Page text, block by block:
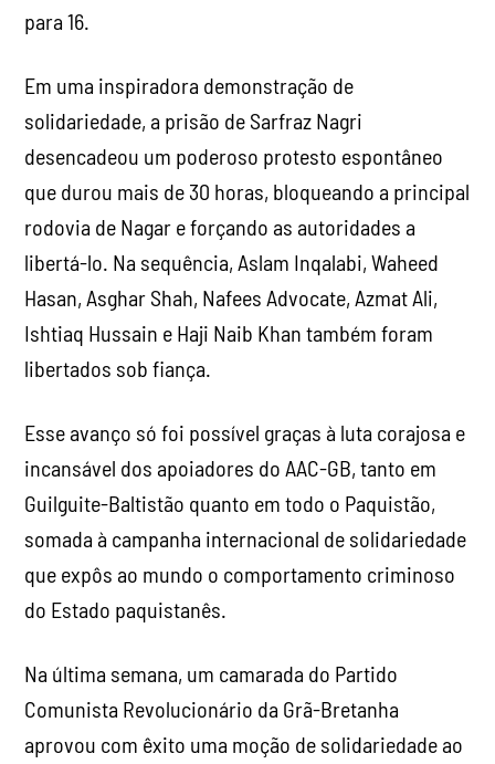
para 16.
Em uma inspiradora demonstração de
solidariedade, a prisão de Sarfraz Nagri
desencadeou um poderoso protesto espontâneo
que durou mais de 30 horas, bloqueando a principal
rodovia de Nagar e forçando as autoridades a
libertá-lo. Na sequência, Aslam Inqalabi, Waheed
Hasan, Asghar Shah, Nafees Advocate, Azmat Ali,
Ishtiaq Hussain e Haji Naib Khan também foram
libertados sob fiança.
Esse avanço só foi possível graças à luta corajosa e
incansável dos apoiadores do AAC-GB, tanto em
Guilguite-Baltistão quanto em todo o Paquistão,
somada à campanha internacional de solidariedade
que expôs ao mundo o comportamento criminoso
do Estado paquistanês.
Na última semana, um camarada do Partido
Comunista Revolucionário da Grã-Bretanha
aprovou com êxito uma moção de solidariedade ao